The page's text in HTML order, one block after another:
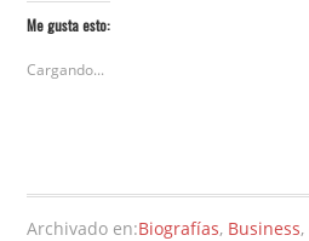
Me gusta esto:
Cargando...
Archivado en:Biografías, Business,